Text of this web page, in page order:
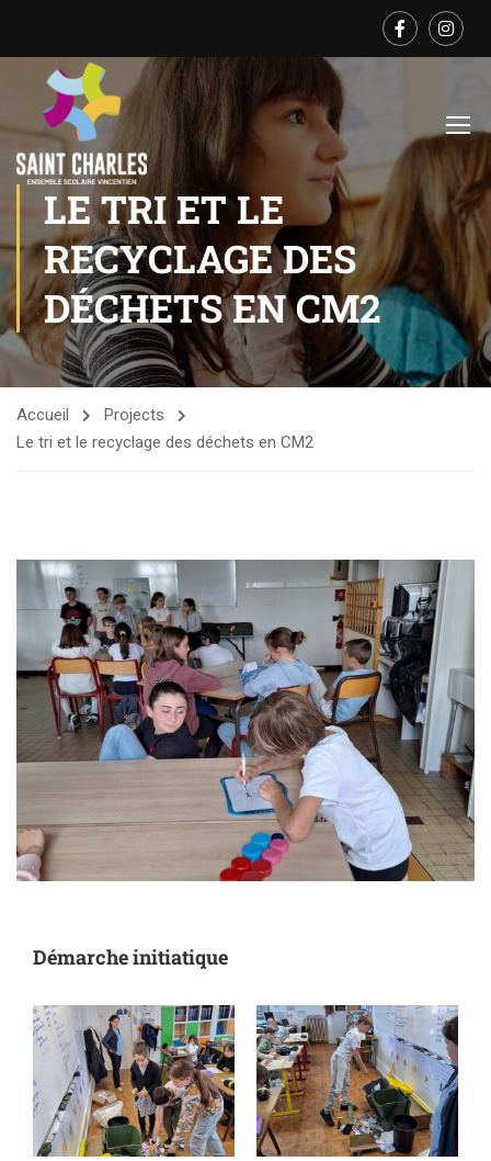
LE TRI ET LE
RECYCLAGE DES
DÉCHETS EN CM2
Accueil
Projects
Le tri et le recyclage des déchets en CM2
Démarche initiatique